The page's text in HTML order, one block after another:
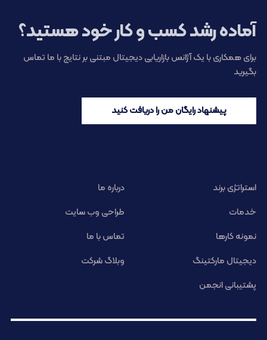
آماده رشد کسب و کار خود هستید؟
برای همکاری با یک آژانس بازاریابی دیجیتال مبتنی بر نتایج با ما تماس
بگیرید
پیشنهاد رایگان من را دریافت کنید
استراتژی برند
درباره ما
خدمات
طراحی وب سایت
نمونه کارها
تماس با ما
دیجیتال مارکتینگ
وبلاگ شرکت
پشتیبانی انجمن